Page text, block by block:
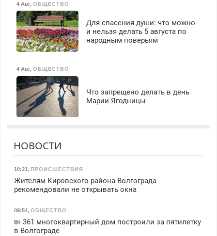
4 Авг, ОБЩЕСТВО
Для спасения души: что можно
и нельзя делать 5 августа по
народным поверьям
4 Авг, ОБЩЕСТВО
Что запрещено делать в день
Марии Ягодницы
НОВОСТИ
10:21, ПРОИСШЕСТВИЯ
Жителям Кировского района Волгограда
рекомендовали не открывать окна
09:54, ОБЩЕСТВО
361 многоквартирный дом построили за пятилетку
в Волгограде